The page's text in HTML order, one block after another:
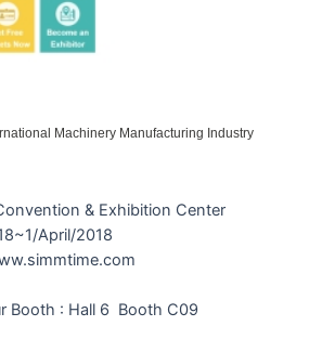
Machinery Manufacturing Industry
& Exhibition Center
April/2018
Booth : Hall 6 Booth C09